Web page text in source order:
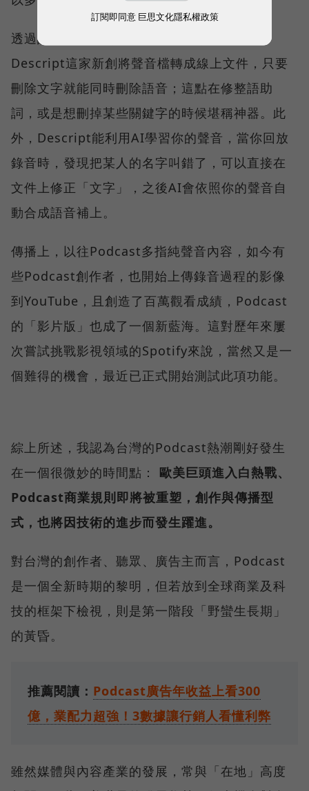
透過語音轉文字（voice-to-text）技術，
Descript這家新創將聲音檔轉成線上文件，只要
刪除文字就能同時刪除語音；這點在修整語助
詞，或是想刪掉某些關鍵字的時候堪稱神器。此
外，Descript能利用AI學習你的聲音，當你回放
錄音時，發現把某人的名字叫錯了，可以直接在
文件上修正「文字」，之後AI會依照你的聲音自
動合成語音補上。
傳播上，以往Podcast多指純聲音內容，如今有
些Podcast創作者，也開始上傳錄音過程的影像
到YouTube，且創造了百萬觀看成績，Podcast
的「影片版」也成了一個新藍海。這對歷年來屢
次嘗試挑戰影視領域的Spotify來說，當然又是一
個難得的機會，最近已正式開始測試此項功能。
綜上所述，我認為台灣的Podcast熱潮剛好發生
在一個很微妙的時間點： 歐美巨頭進入白熱戰、
Podcast商業規則即將被重塑，創作與傳播型
式，也將因技術的進步而發生躍進。
對台灣的創作者、聽眾、廣告主而言，Podcast
是一個全新時期的黎明，但若放到全球商業及科
技的框架下檢視，則是第一階段「野蠻生長期」
的黃昏。
推薦閱讀： Podcast廣告年收益上看300
億，業配力超強！3數據讓行銷人看懂利弊
雖然媒體與內容產業的發展，常與「在地」高度
訂閱即同意 巨思文化隱私權政策